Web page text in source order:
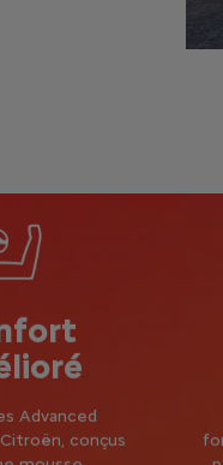
Advanced
conçus